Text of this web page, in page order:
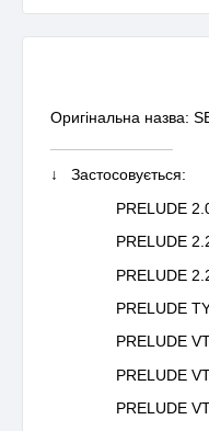
Оригінальна назва:
↓ Застосовується:
PRELUDE
PRELUDE
PRELUDE
PRELUDE
PRELUDE
PRELUDE
PRELUDE